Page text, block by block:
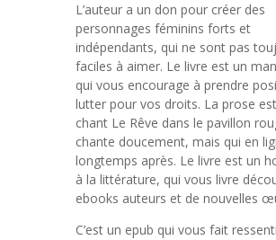
L’auteur a un don pour créer des
personnages féminins forts et
indépendants, qui ne sont pas
faciles à aimer. Le livre est un
qui vous encourage à prendre
lutter pour vos droits. La prose
chant Le Rêve dans le pavillon
chante doucement, mais qui en
longtemps après. Le livre est un
à la littérature, qui vous livre
ebooks auteurs et de nouvelles
C’est un epub qui vous fait